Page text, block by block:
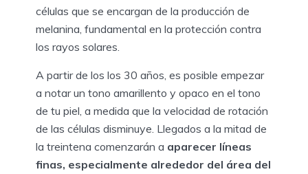
células que se encargan de la producción de
melanina, fundamental en la protección contra
los rayos solares.
A partir de los los 30 años, es posible empezar
a notar un tono amarillento y opaco en el tono
de tu piel, a medida que la velocidad de rotación
de las células disminuye. Llegados a la mitad de
la treintena comenzarán a aparecer líneas
finas, especialmente alrededor del área del